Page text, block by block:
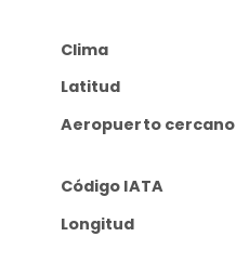
Clima
Latitud
Aeropuerto cercano
Código IATA
Longitud